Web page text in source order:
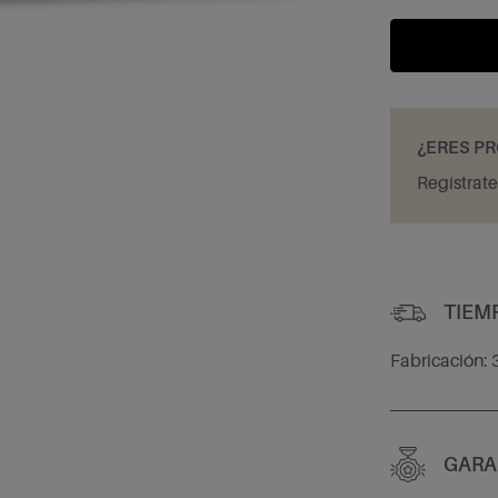
¿ERES
Fabricación: